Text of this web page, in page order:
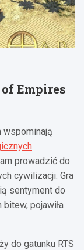
Empires
wspominają
prowadzić do
cywilizacji. Gra
sentyment do
pojawiła
do gatunku RTS